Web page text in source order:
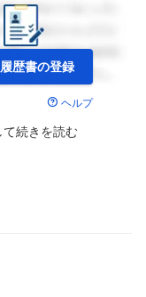
歴書の登録
ヘルプ
て続きを読む